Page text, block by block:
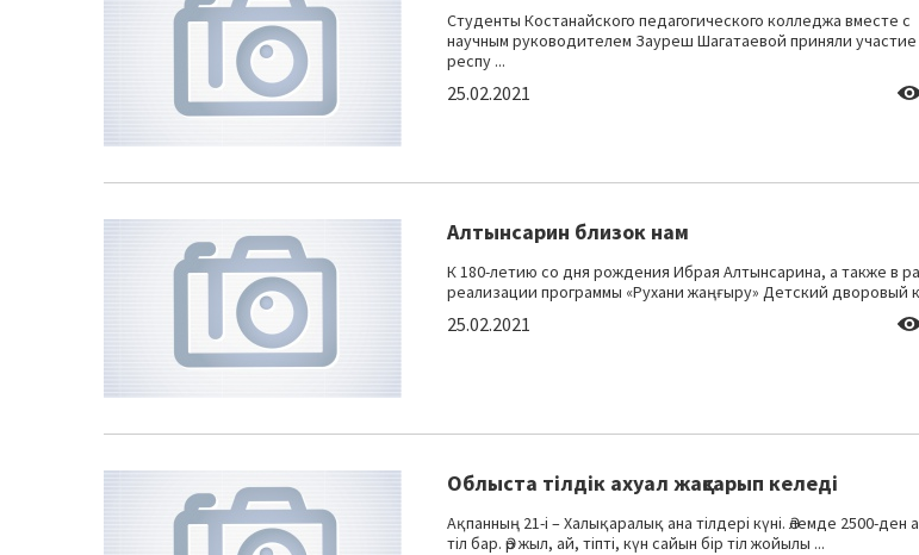
Студенты Костанайского педагогического колледжа вместе с
научным руководителем Зауреш Шагатаевой приняли участие
респу ...
25.02.2021
Алтынсарин близок нам
К 180-летию со дня рождения Ибрая Алтынсарина, а также в
реализации программы «Рухани жаңғыру» Детский дворовый
25.02.2021
Облыста тілдік ахуал жақсарып келеді
Ақпанның 21-і – Халықаралық ана тілдері күні. Әлемде 2500-ден
тіл бар. Әр жыл, ай, тіпті, күн сайын бір тіл жойылы ...